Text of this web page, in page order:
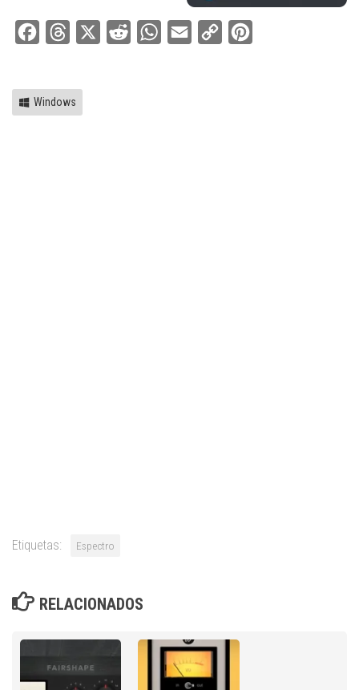
FacebookThreads Reddit WhatsApp
Email
Copy
Windows
Etiquetas: Espectro
RELACIONADOS